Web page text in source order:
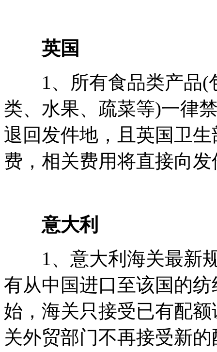
英国
1、所有食品类产品(
类、水果、疏菜等)一律
退回发件地，且英国卫
费，相关费用将直接向
意大利
1、意大利海关最新规
有从中国进口至该国的
始，海关只接受已有配
关外贸部门不再接受新